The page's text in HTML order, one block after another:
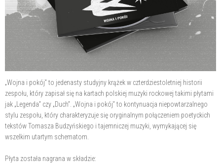
„Wojna i pokój” to jedenasty studyjny krążek w czterdziestoletniej historii
zespołu, który zapisał się na kartach polskiej muzyki rockowej takimi płytami
jak „Legenda” czy „Duch”. „Wojna i pokój” to kontynuacja niepowtarzalnego
stylu zespołu, który charakteryzuje się oryginalnym połączeniem poetyckich
tekstów Tomasza Budzyńskiego i tajemniczej muzyki, wymykającej się
wszelkim utartym schematom.
Płyta została nagrana w składzie: